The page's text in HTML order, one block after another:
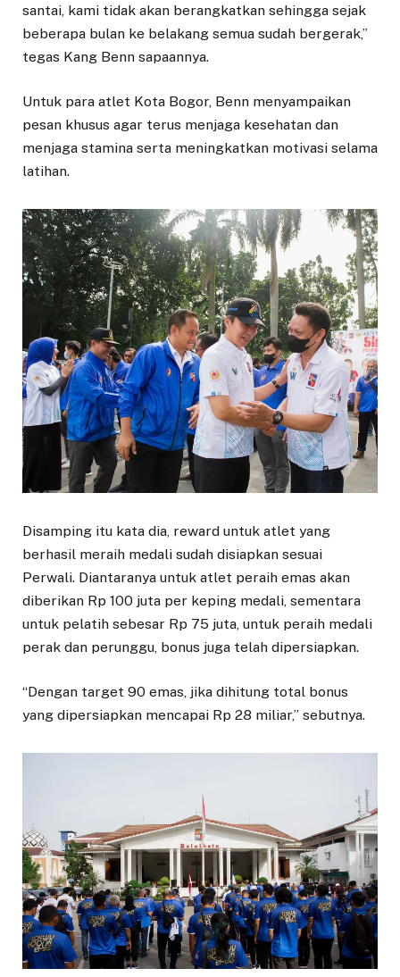
santai, kami tidak akan berangkatkan sehingga sejak
beberapa bulan ke belakang semua sudah bergerak,”
tegas Kang Benn sapaannya.
Untuk para atlet Kota Bogor, Benn menyampaikan
pesan khusus agar terus menjaga kesehatan dan
menjaga stamina serta meningkatkan motivasi selama
latihan.
Disamping itu kata dia, reward untuk atlet yang
berhasil meraih medali sudah disiapkan sesuai
Perwali. Diantaranya untuk atlet peraih emas akan
diberikan Rp 100 juta per keping medali, sementara
untuk pelatih sebesar Rp 75 juta, untuk peraih medali
perak dan perunggu, bonus juga telah dipersiapkan.
“Dengan target 90 emas, jika dihitung total bonus
yang dipersiapkan mencapai Rp 28 miliar,” sebutnya.